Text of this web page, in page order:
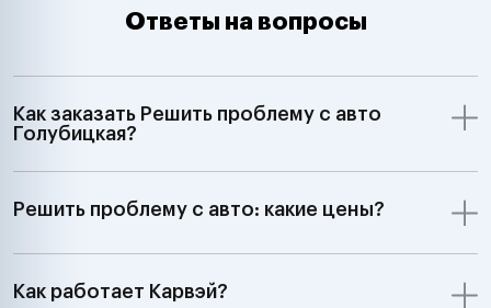
Ответы на вопросы
Как заказать Решить проблему с авто
Голубицкая?
Решить проблему с авто: какие цены?
Как работает Карвэй?